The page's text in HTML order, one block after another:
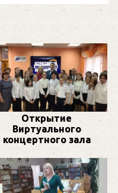
Открытие
Виртуального
концертного зала